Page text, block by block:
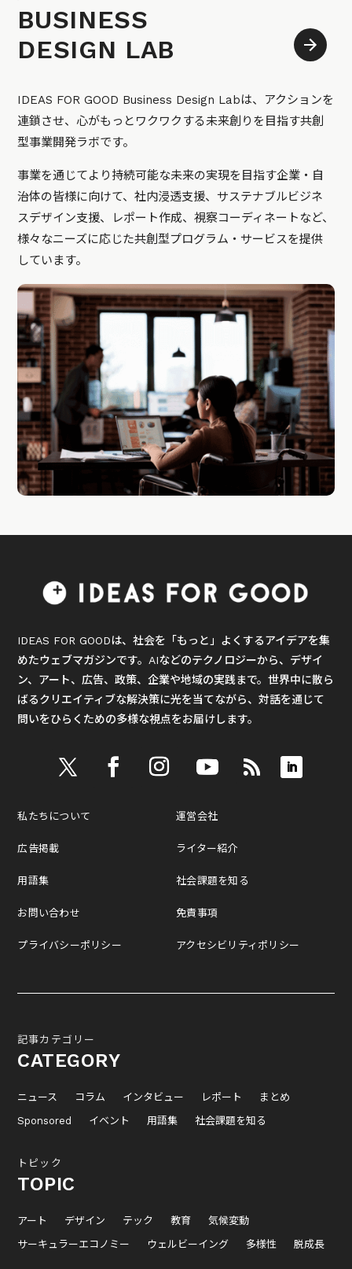
BUSINESS
DESIGN LAB
IDEAS FOR GOOD Business Design Labは、アクションを
連鎖させ、心がもっとワクワクする未来創りを目指す共創
型事業開発ラボです。
事業を通じてより持続可能な未来の実現を目指す企業・自
治体の皆様に向けて、社内浸透支援、サステナブルビジネ
スデザイン支援、レポート作成、視察コーディネートなど、
様々なニーズに応じた共創型プログラム・サービスを提供
しています。
IDEAS FOR GOODは、社会を「もっと」よくするアイデアを集
めたウェブマガジンです。AIなどのテクノロジーから、デザイ
ン、アート、広告、政策、企業や地域の実践まで。世界中に散ら
ばるクリエイティブな解決策に光を当てながら、対話を通じて
問いをひらくための多様な視点をお届けします。
私たちについて
広告掲載
用語集
お問い合わせ
プライバシーポリシー
運営会社
ライター紹介
社会課題を知る
免責事項
アクセシビリティポリシー
記事カテゴリー
CATEGORY
ニュース コラム インタビュー レポート
まとめ
Sponsored
イベント 用語集 社会課題を知る
トピック
TOPIC
アート デザイン テック 教育
気候変動
サーキュラーエコノミー
ウェルビーイング 多様性 脱成長